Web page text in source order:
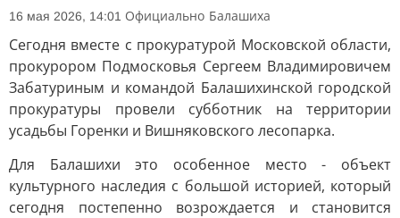
16 мая 2026, 14:01 Официально Балашиха
Сегодня вместе с прокуратурой Московской области,
прокурором Подмосковья Сергеем Владимировичем
Забатуриным и командой Балашихинской городской
прокуратуры провели субботник на территории
усадьбы Горенки и Вишняковского лесопарка.
Для Балашихи это особенное место - объект
культурного наследия с большой историей, который
сегодня постепенно возрождается и становится